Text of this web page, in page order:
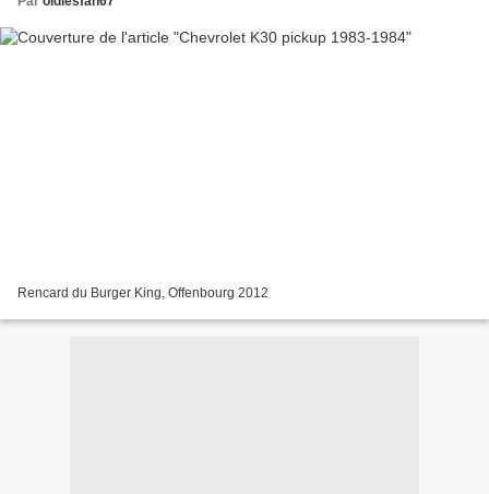
Rencard du Burger King, Offenbourg 2012